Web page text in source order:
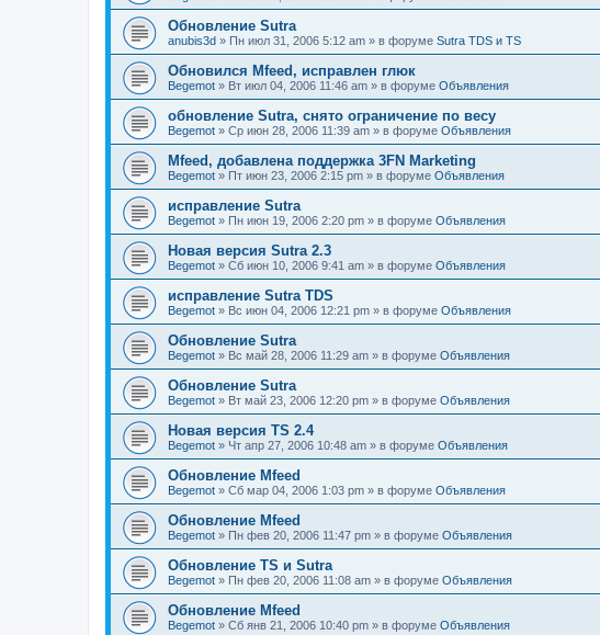
Обновление Sutra
anubis3d » Пн июл 31, 2006 5:12 am » в форуме Sutra TDS и TS
Обновился Mfeed, исправлен глюк
Begemot » Вт июл 04, 2006 11:46 am » в форуме Объявления
обновление Sutra, снято ограничение по весу
Begemot » Ср июн 28, 2006 11:39 am » в форуме Объявления
Mfeed, добавлена поддержка 3FN Marketing
Begemot » Пт июн 23, 2006 2:15 pm » в форуме Объявления
исправление Sutra
Begemot » Пн июн 19, 2006 2:20 pm » в форуме Объявления
Новая версия Sutra 2.3
Begemot » Сб июн 10, 2006 9:41 am » в форуме Объявления
исправление Sutra TDS
Begemot » Вс июн 04, 2006 12:21 pm » в форуме Объявления
Обновление Sutra
Begemot » Вс май 28, 2006 11:29 am » в форуме Объявления
Обновление Sutra
Begemot » Вт май 23, 2006 12:20 pm » в форуме Объявления
Новая версия TS 2.4
Begemot » Чт апр 27, 2006 10:48 am » в форуме Объявления
Обновление Mfeed
Begemot » Сб мар 04, 2006 1:03 pm » в форуме Объявления
Обновление Mfeed
Begemot » Пн фев 20, 2006 11:47 pm » в форуме Объявления
Обновление TS и Sutra
Begemot » Пн фев 20, 2006 11:08 am » в форуме Объявления
Обновление Mfeed
Begemot » Сб янв 21, 2006 10:40 pm » в форуме Объявления